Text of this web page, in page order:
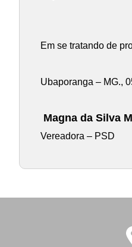
Em se tratando de
Ubaporanga – MG.,
Magna da Silva
Vereadora – PSD